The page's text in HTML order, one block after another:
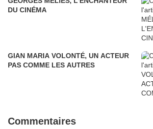
DU CINÉMA
GIAN MARIA VOLONTÉ, UN ACTEUR
PAS COMME LES AUTRES
Commentaires